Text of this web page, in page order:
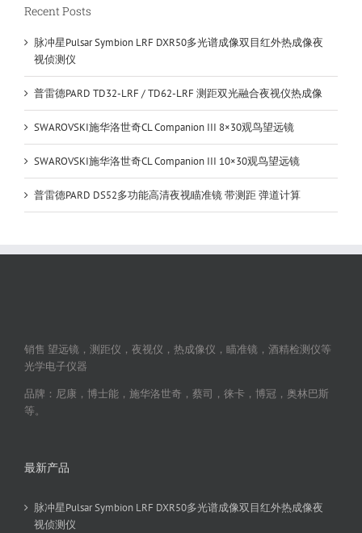
Recent Posts
脉冲星Pulsar Symbion LRF DXR50多光谱成像双目红外热成像夜
视侦测仪
普雷德PARD TD32-LRF / TD62-LRF 测距双光融合夜视仪热成像
SWAROVSKI施华洛世奇CL Companion III 8×30观鸟望远镜
SWAROVSKI施华洛世奇CL Companion III 10×30观鸟望远镜
普雷德PARD DS52多功能高清夜视瞄准镜 带测距 弹道计算
销售 望远镜，测距仪，夜视仪，热成像仪，瞄准镜，酒精检测仪等
光学电子仪器
品牌：尼康，博士能，施华洛世奇，蔡司，徕卡，博冠，奥林巴斯
等。
最新产品
脉冲星Pulsar Symbion LRF DXR50多光谱成像双目红外热成像夜
视侦测仪